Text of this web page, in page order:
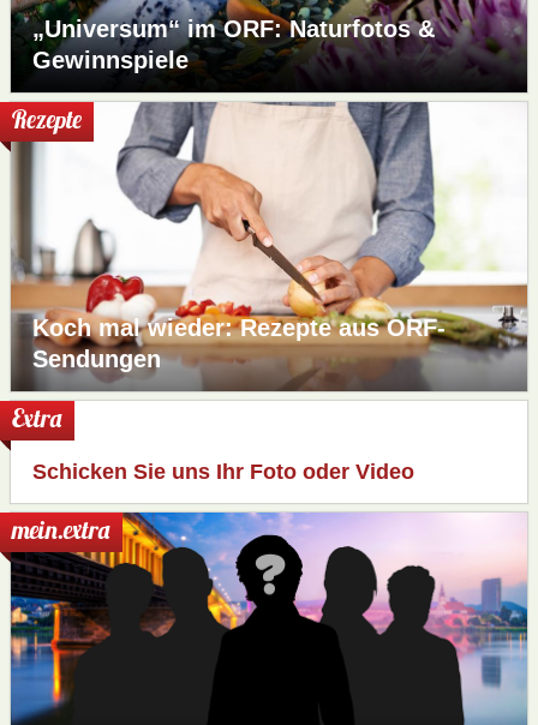
„Universum“ im ORF: Naturfotos &
Gewinnspiele
Rezepte
Koch mal wieder: Rezepte aus ORF-
Sendungen
Extra
Schicken Sie uns Ihr Foto oder Video
mein.extra